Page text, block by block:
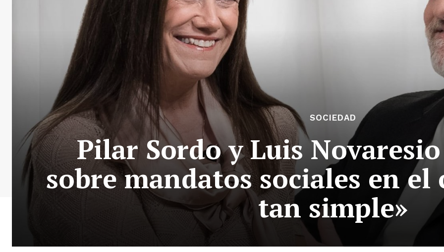
SOCIEDAD
Pilar Sordo y Luis
sobre mandatos sociales en el
tan simple»